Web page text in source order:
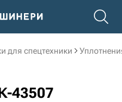
для спецтехники
43507